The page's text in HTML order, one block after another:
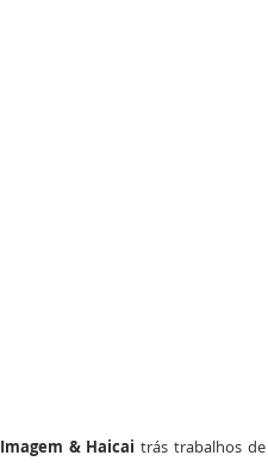
Imagem & Haicai trás trabalhos